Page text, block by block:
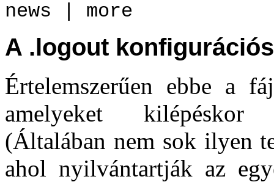
news | more
A .logout
Értelemszerűen ebbe a
amelyeket kilépéskor
(Általában nem sok ilyen
ahol nyilvántartják az